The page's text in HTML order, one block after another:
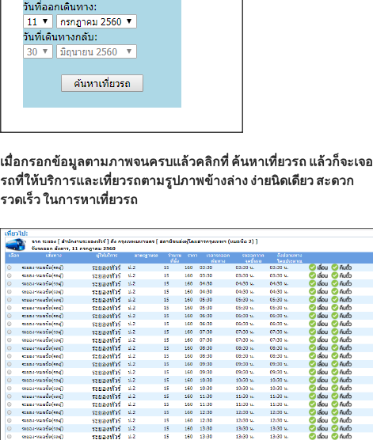
เมื่อกรอกข้อมูลตามภาพจนครบแล้วคลิกที่ ค้นหาเที่ยวรถ แล้วก็จะเจอ
รถที่ให้บริการและเที่ยวรถตามรูปภาพข้างล่าง ง่ายนิดเดียว สะดวก
รวดเร็ว ในการหาเที่ยวรถ